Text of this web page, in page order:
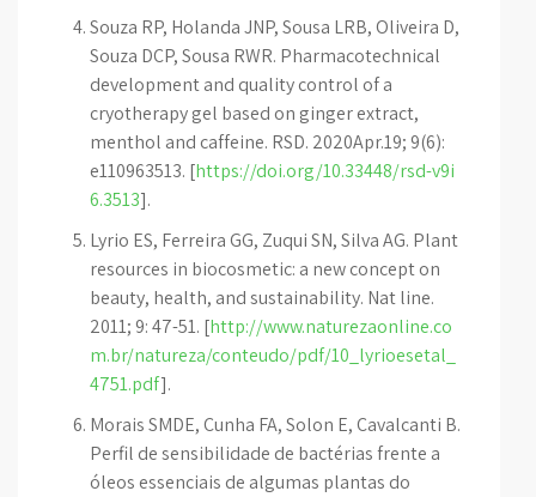
Souza RP, Holanda JNP, Sousa LRB, Oliveira D,
Souza DCP, Sousa RWR. Pharmacotechnical
development and quality control of a
cryotherapy gel based on ginger extract,
menthol and caffeine. RSD. 2020Apr.19; 9(6):
e110963513. [https://doi.org/10.33448/rsd-v9i
6.3513].
Lyrio ES, Ferreira GG, Zuqui SN, Silva AG. Plant
resources in biocosmetic: a new concept on
beauty, health, and sustainability. Nat line.
2011; 9: 47-51. [http://www.naturezaonline.co
m.br/natureza/conteudo/pdf/10_lyrioesetal_
4751.pdf].
Morais SMDE, Cunha FA, Solon E, Cavalcanti B.
Perfil de sensibilidade de bactérias frente a
óleos essenciais de algumas plantas do